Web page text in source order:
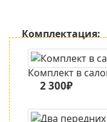
Комплектация:
Комплект в
2 300₽